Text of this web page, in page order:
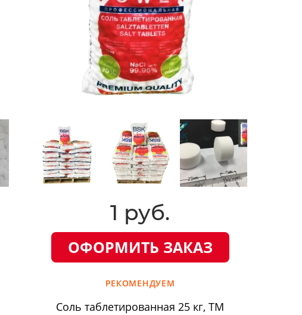
1 руб.
ОФОРМИТЬ ЗАКАЗ
РЕКОМЕНДУЕМ
Соль таблетированная 25 кг, ТМ